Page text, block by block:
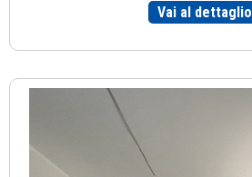
Vai al dettaglio